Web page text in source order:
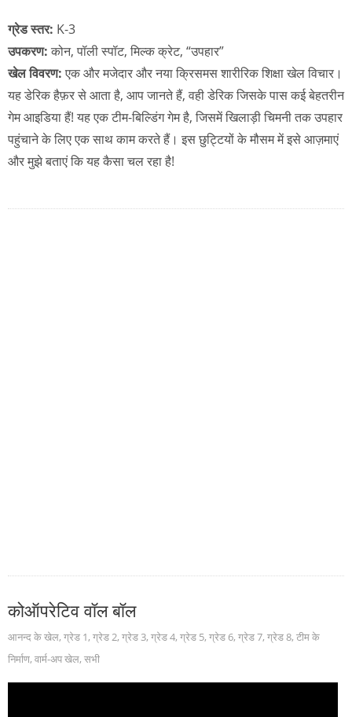
ग्रेड स्तर: K-3
उपकरण: कोन, पॉली स्पॉट, मिल्क क्रेट, “उपहार”
खेल विवरण: एक और मजेदार और नया क्रिसमस शारीरिक शिक्षा खेल विचार।
यह डेरिक हैफ़र से आता है, आप जानते हैं, वही डेरिक जिसके पास कई बेहतरीन
गेम आइडिया हैं! यह एक टीम-बिल्डिंग गेम है, जिसमें खिलाड़ी चिमनी तक उपहार
पहुंचाने के लिए एक साथ काम करते हैं। इस छुट्टियों के मौसम में इसे आज़माएं
और मुझे बताएं कि यह कैसा चल रहा है!
कोऑपरेटिव वॉल बॉल
आनन्द के खेल, ग्रेड 1, ग्रेड 2, ग्रेड 3, ग्रेड 4, ग्रेड 5, ग्रेड 6, ग्रेड 7, ग्रेड 8, टीम के
निर्माण, वार्म-अप खेल, सभी